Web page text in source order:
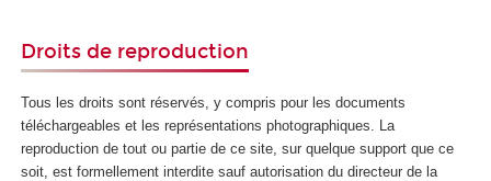
Droits de reproduction
Tous les droits sont réservés, y compris pour les documents
téléchargeables et les représentations photographiques. La
reproduction de tout ou partie de ce site, sur quelque support que ce
soit, est formellement interdite sauf autorisation du directeur de la